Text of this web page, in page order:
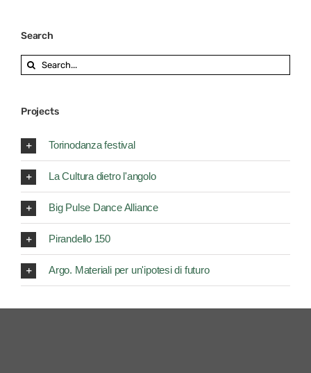
Search
Search
for:
Projects
Torinodanza festival
La Cultura dietro l'angolo
Big Pulse Dance Alliance
Pirandello 150
Argo. Materiali per un'ipotesi di futuro